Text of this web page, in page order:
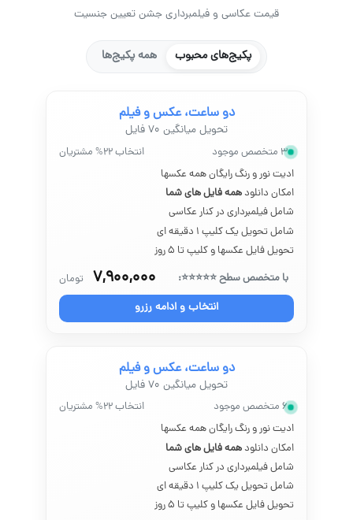
قیمت عکاسی و فیلمبرداری جشن تعیین جنسیت
پکیج‌های محبوب همه پکیج‌ها
دو ساعت، عکس و فیلم
تحویل میانگین ۷۰ فایل
۳ متخصص موجود
انتخاب ۲۲% مشتریان
ادیت نور و رنگ رایگان همه عکسها
امکان دانلودهمه فایل های شما
شامل فیلمبرداری در کنار عکاسی
شامل تحویل یک کلیپ ۱ دقیقه ای
تحویل فایل عکسها و کلیپ تا ۵ روز
با متخصص سطح ⭐⭐⭐⭐⭐:
۷,۹۰۰,۰۰۰ تومان
انتخاب و ادامه رزرو
دو ساعت، عکس و فیلم
تحویل میانگین ۷۰ فایل
۶ متخصص موجود
انتخاب ۲۲% مشتریان
ادیت نور و رنگ رایگان همه عکسها
امکان دانلودهمه فایل های شما
شامل فیلمبرداری در کنار عکاسی
شامل تحویل یک کلیپ ۱ دقیقه ای
تحویل فایل عکسها و کلیپ تا ۵ روز